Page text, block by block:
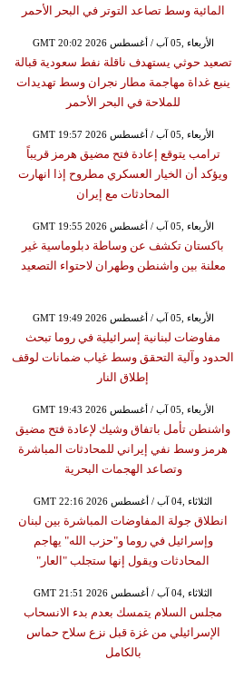
المائية وسط تصاعد التوتر في البحر الأحمر
GMT 20:02 2026 الأربعاء ,05 آب / أغسطس
تصعيد حوثي يستهدف ناقلة نفط سعودية قبالة
ينبع غداة مهاجمة مطار نجران وسط تهديدات
للملاحة في البحر الأحمر
GMT 19:57 2026 الأربعاء ,05 آب / أغسطس
ترامب يتوقع إعادة فتح مضيق هرمز قريباً
ويؤكد أن الخيار العسكري مطروح إذا انهارت
المحادثات مع إيران
GMT 19:55 2026 الأربعاء ,05 آب / أغسطس
باكستان تكشف عن وساطة دبلوماسية غير
معلنة بين واشنطن وطهران لاحتواء التصعيد
GMT 19:49 2026 الأربعاء ,05 آب / أغسطس
مفاوضات لبنانية إسرائيلية في روما تبحث
الحدود وآلية التحقق وسط غياب ضمانات لوقف
إطلاق النار
GMT 19:43 2026 الأربعاء ,05 آب / أغسطس
واشنطن تأمل باتفاق وشيك لإعادة فتح مضيق
هرمز وسط نفي إيراني للمحادثات المباشرة
وتصاعد الهجمات البحرية
GMT 22:16 2026 الثلاثاء ,04 آب / أغسطس
انطلاق جولة المفاوضات المباشرة بين لبنان
وإسرائيل في روما و"حزب الله" يهاجم
المحادثات ويقول إنها ستجلب "العار"
GMT 21:51 2026 الثلاثاء ,04 آب / أغسطس
مجلس السلام يتمسك بعدم بدء الانسحاب
الإسرائيلي من غزة قبل نزع سلاح حماس
بالكامل